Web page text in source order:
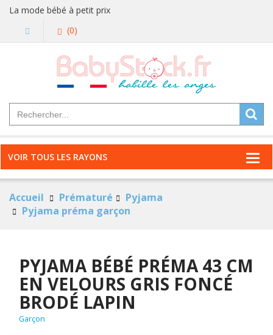
La mode bébé à petit prix
(0)
VOIR TOUS LES RAYONS
Accueil Prématuré
Pyjama
Pyjama préma garçon
PYJAMA BÉBÉ PRÉMA 43 CM
EN VELOURS GRIS FONCÉ
BRODÉ LAPIN
Garçon